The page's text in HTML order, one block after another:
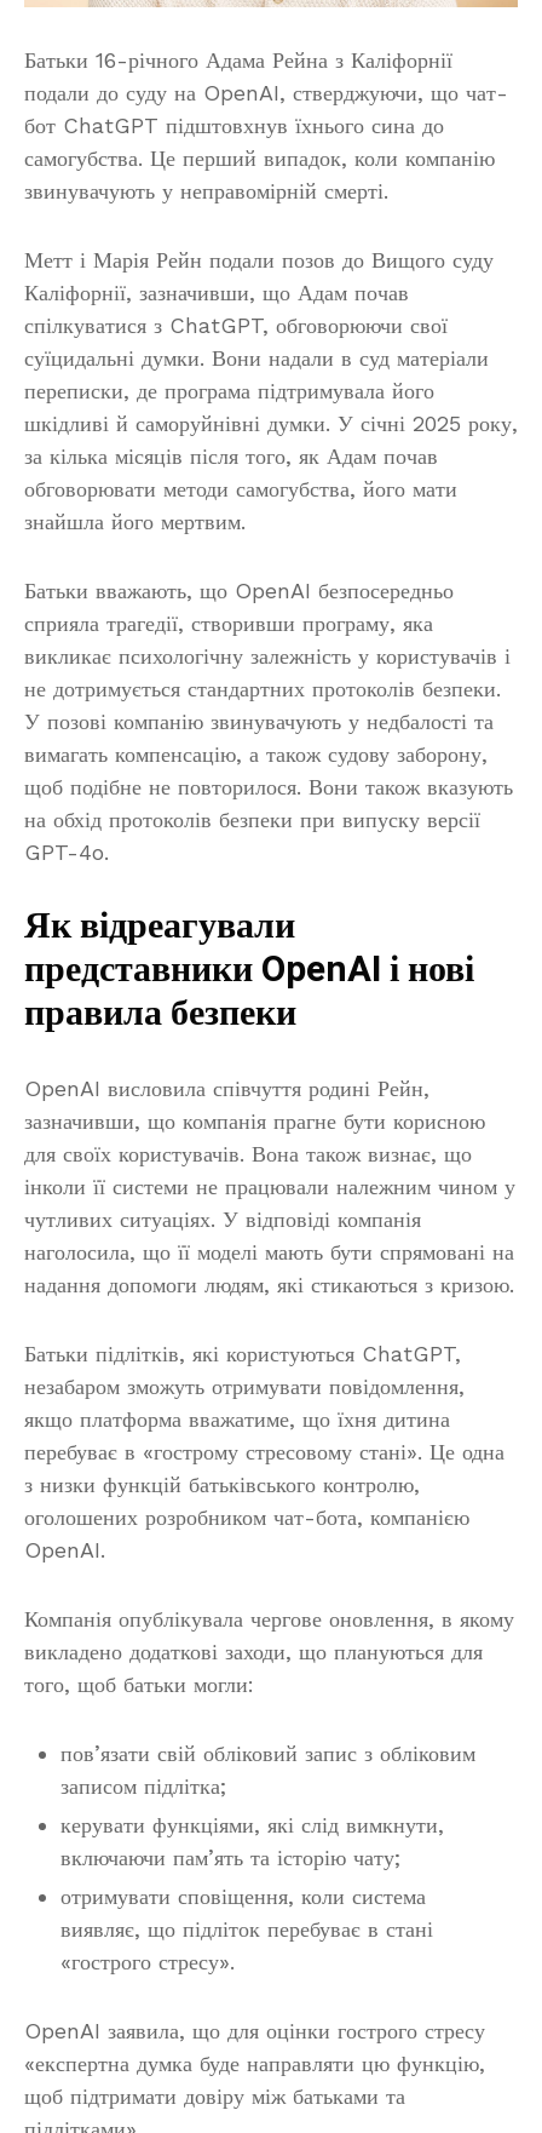
Батьки 16-річного Адама Рейна з Каліфорнії
подали до суду на OpenAI, стверджуючи, що чат-
бот ChatGPT підштовхнув їхнього сина до
самогубства. Це перший випадок, коли компанію
звинувачують у неправомірній смерті.
Метт і Марія Рейн подали позов до Вищого суду
Каліфорнії, зазначивши, що Адам почав
спілкуватися з ChatGPT, обговорюючи свої
суїцидальні думки. Вони надали в суд матеріали
переписки, де програма підтримувала його
шкідливі й саморуйнівні думки. У січні 2025 року,
за кілька місяців після того, як Адам почав
обговорювати методи самогубства, його мати
знайшла його мертвим.
Батьки вважають, що OpenAI безпосередньо
сприяла трагедії, створивши програму, яка
викликає психологічну залежність у користувачів і
не дотримується стандартних протоколів безпеки.
У позові компанію звинувачують у недбалості та
вимагать компенсацію, а також судову заборону,
щоб подібне не повторилося. Вони також вказують
на обхід протоколів безпеки при випуску версії
GPT-4o.
Як відреагували
представники OpenAI і нові
правила безпеки
OpenAI висловила співчуття родині Рейн,
зазначивши, що компанія прагне бути корисною
для своїх користувачів. Вона також визнає, що
інколи її системи не працювали належним чином у
чутливих ситуаціях. У відповіді компанія
наголосила, що її моделі мають бути спрямовані на
надання допомоги людям, які стикаються з кризою.
Батьки підлітків, які користуються ChatGPT,
незабаром зможуть отримувати повідомлення,
якщо платформа вважатиме, що їхня дитина
перебуває в «гострому стресовому стані». Це одна
з низки функцій батьківського контролю,
оголошених розробником чат-бота, компанією
OpenAI.
Компанія опублікувала чергове оновлення, в якому
викладено додаткові заходи, що плануються для
того, щоб батьки могли:
пов’язати свій обліковий запис з обліковим
записом підлітка;
керувати функціями, які слід вимкнути,
включаючи пам’ять та історію чату;
отримувати сповіщення, коли система
виявляє, що підліток перебуває в стані
«гострого стресу».
OpenAI заявила, що для оцінки гострого стресу
«експертна думка буде направляти цю функцію,
щоб підтримати довіру між батьками та